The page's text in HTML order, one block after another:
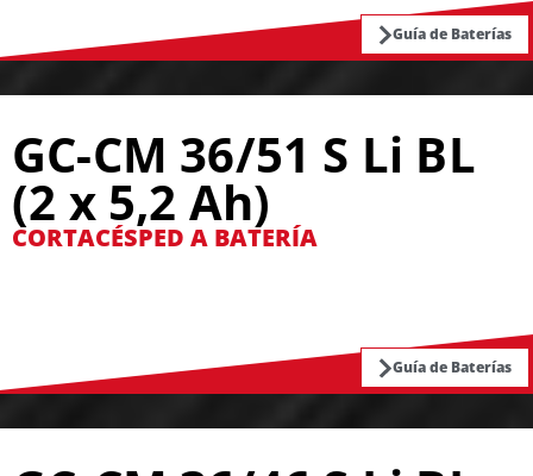
Guía de Baterías
GC-CM 36/51 S Li BL
(2 x 5,2 Ah)
CORTACÉSPED A BATERÍA
Guía de Baterías